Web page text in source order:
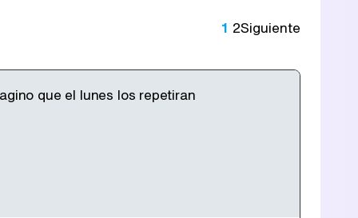
1 2Siguiente
que el lunes los repetiran